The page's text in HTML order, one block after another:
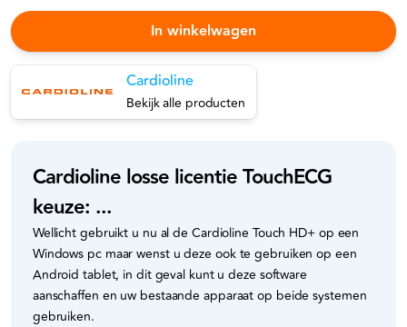
In winkelwagen
Cardioline
Bekijk alle producten
Cardioline losse licentie TouchECG
keuze: ...
Wellicht gebruikt u nu al de Cardioline Touch HD+ op een
Windows pc maar wenst u deze ook te gebruiken op een
Android tablet, in dit geval kunt u deze software
aanschaffen en uw bestaande apparaat op beide systemen
gebruiken.